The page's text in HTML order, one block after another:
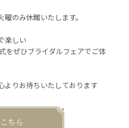
のみ休館いたします。
楽しい
をぜひブライダルフェアでご体
よりお待ちいたしております
ちら